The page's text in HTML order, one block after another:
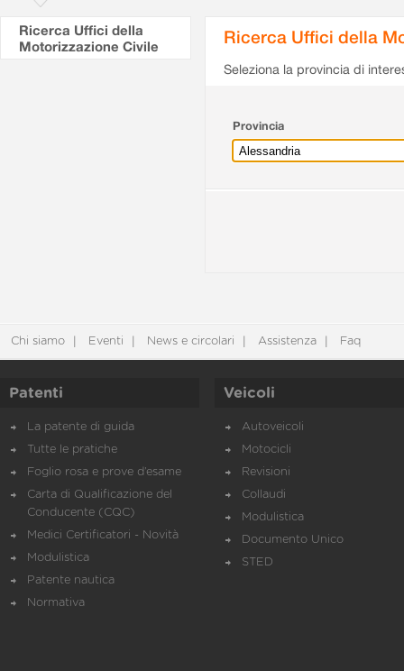
Ricerca Uffici della
Motorizzazione Civile
Ricerca Uffici della
Seleziona la provincia di
Provincia
Chi siamo Eventi News e circolari Assistenza Faq
Patenti
La patente di guida
Tutte le pratiche
Foglio rosa e prove d’esame
Carta di Qualificazione del
Conducente (CQC)
Medici Certificatori - Novità
Modulistica
Patente nautica
Normativa
Veicoli
Autoveicoli
Motocicli
Revisioni
Collaudi
Modulistica
Documento Unico
STED